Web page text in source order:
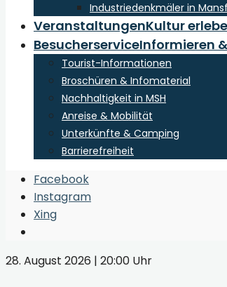
Industriedenkmäler in
VeranstaltungenKultur
BesucherserviceInformieren
Tourist-Informationen
Broschüren & Infomaterial
Nachhaltigkeit in MSH
Anreise & Mobilität
Unterkünfte & Camping
Barrierefreiheit
Open
Search
Window
Facebook
Instagram
Xing
Window
28. August 2026 | 20:00 Uhr